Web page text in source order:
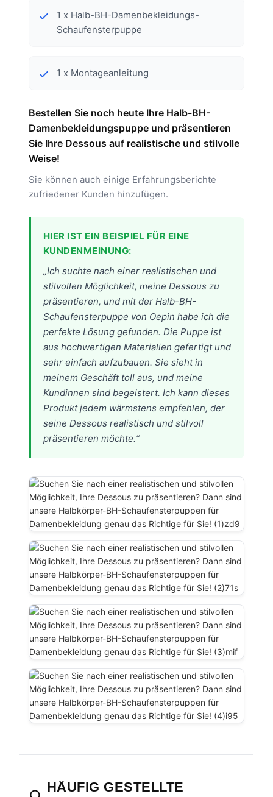
1 x Halb-BH-Damenbekleidungs-
Schaufensterpuppe
1 x Montageanleitung
Bestellen Sie noch heute Ihre Halb-BH-
Damenbekleidungspuppe und präsentieren
Sie Ihre Dessous auf realistische und stilvolle
Weise!
Sie können auch einige Erfahrungsberichte
zufriedener Kunden hinzufügen.
HIER IST EIN BEISPIEL FÜR EINE
KUNDENMEINUNG:
„Ich suchte nach einer realistischen und
stilvollen Möglichkeit, meine Dessous zu
präsentieren, und mit der Halb-BH-
Schaufensterpuppe von Oepin habe ich die
perfekte Lösung gefunden. Die Puppe ist
aus hochwertigen Materialien gefertigt und
sehr einfach aufzubauen. Sie sieht in
meinem Geschäft toll aus, und meine
Kundinnen sind begeistert. Ich kann dieses
Produkt jedem wärmstens empfehlen, der
seine Dessous realistisch und stilvoll
präsentieren möchte.“
HÄUFIG GESTELLTE